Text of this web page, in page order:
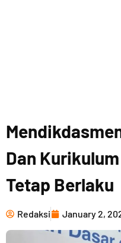
Dan
Tetap Berlaku
Redaksi January 2,